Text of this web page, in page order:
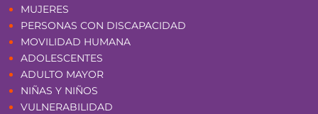
MUJERES
PERSONAS CON DISCAPACIDAD
MOVILIDAD HUMANA
ADOLESCENTES
ADULTO MAYOR
NIÑAS Y NIÑOS
VULNERABILIDAD